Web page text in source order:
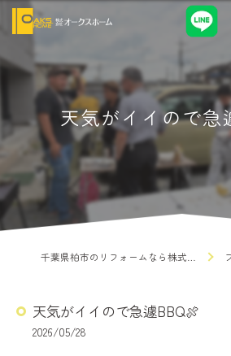
天気がイイので急
ブ
天気がイイので急遽BBQ🍖
2026/05/28